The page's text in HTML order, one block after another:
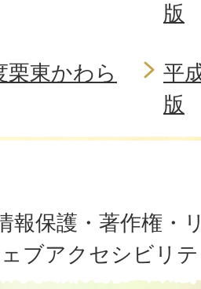
版
栗東かわら
平
版
報保護・著作権・
ブアクセシビリ